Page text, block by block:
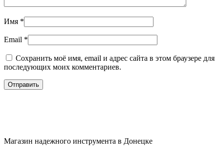
Имя *
Email *
Сохранить моё имя, email и адрес сайта в этом браузере для
последующих моих комментариев.
Магазин надежного инструмента в Донецке